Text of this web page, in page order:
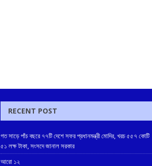
RECENT POST
গত সাড়ে পাঁচ বছরে ৭৭টি দেশে সফর প্রধানমন্ত্রী মোদির, খরচ ৫৫৭ কোটি
৫১ লক্ষ টাকা, সংসদে জানাল সরকার
আরো ১২